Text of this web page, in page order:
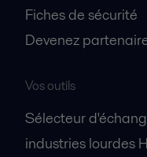
Fiches de sécurité
Devenez
Vos outils
Sélecteur
industries lourdes